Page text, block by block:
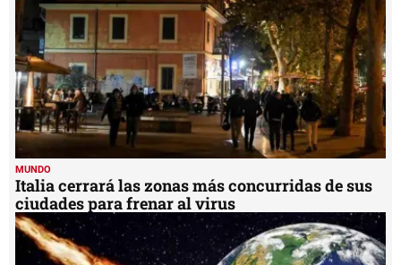
MUNDO
Asteroide se acerca a la Tierra y podría impactar
el 2 de noviembre